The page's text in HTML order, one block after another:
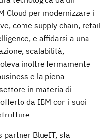
Cloud per modernizzare i
come supply chain, retail
e affidarsi a una
scalabilità,
inoltre fermamente
e la piena
in materia di
da IBM con i suoi
partner BlueIT, sta